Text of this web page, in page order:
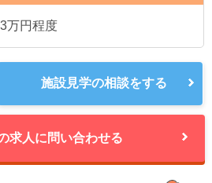
万円程度
施設見学の相談をする
求人に問い合わせる